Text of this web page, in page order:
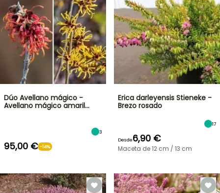
Dúo Avellano mágico -
Avellano mágico amaril…
3
95,00 € -14%
Erica darleyensis Stieneke -
Brezo rosado
17
Desde6,90 €
Maceta de 12 cm / 13 cm